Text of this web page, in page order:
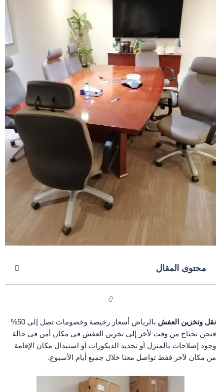
محتوى المقال
نقل وتخزين العفش
بالرياض أسعار رخيصة وخصومات تصل إلى 50%
فنحن نحتاج من وقت لأخر إلى تخزين العفش في مكان أمن في حالة
وجود إصلاحات بالمنزل أو تجديد الديكورات أو استبدال مكان الإقامة
من مكان لآخر فقط تواصل معنا خلال جميع أيام الأسبوع.